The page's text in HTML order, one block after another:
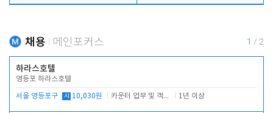
채용 메인포커스 1 / 2
하라스호텔
영등포 하라스호텔
서울 영등포구 시 10,030원 카운터 업무 및 객실관리(청소상태 확인, 객실판매) 1년 이상